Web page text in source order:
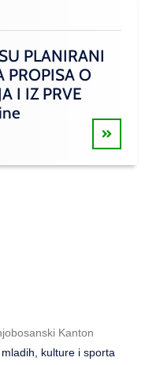
PLANIRANI
PROPISA O
I IZ PRVE
Kanton
kulture i sporta